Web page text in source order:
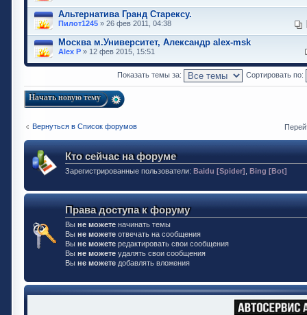
Альтернатива Гранд Старексу.
Пилот1245 » 26 фев 2011, 04:38
Москва м.Университет, Александр alex-msk
Alex P » 12 фев 2015, 15:51
Показать темы за: Сортировать по:
Начать новую тему
Вернуться в Список форумов
Кто сейчас на форуме
Зарегистрированные пользователи: Baidu [Spider] Bing [Bot]
Права доступа к форуму
Вы не можете начинать темы
Вы не можете отвечать на сообщения
Вы не можете редактировать свои сообщения
Вы не можете удалять свои сообщения
Вы не можете добавлять вложения